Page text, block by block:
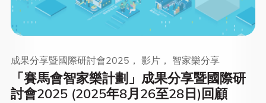
「賽馬會智家樂計劃」成果分享暨國際研
討會2025 (2025年8月26至28日)回顧
成果分享暨國際研討會2025， 影片， 智家樂分享